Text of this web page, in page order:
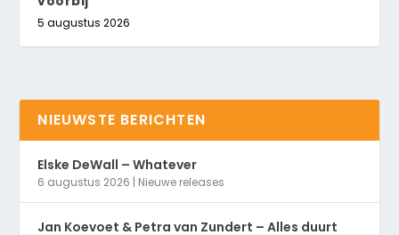
5 augustus 2026
NIEUWSTE BERICHTEN
Elske DeWall – Whatever
6 augustus 2026 | Nieuwe releases
Jan Koevoet & Petra van Zundert – Alles duurt